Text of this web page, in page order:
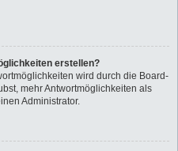
erstellen?
wird durch die Board-
mehr Antwortmöglichkeiten als
Administrator.